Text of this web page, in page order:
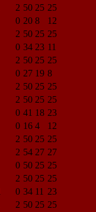
2 50 25 25
0 20 8
12
2 50 25 25
0 34 23 11
2 50 25 25
0 27 19 8
2 50 25 25
2 50 25 25
0 41 18 23
0 16 4
12
2 50 25 25
2 54 27 27
0 50 25 25
2 50 25 25
0 34 11 23
2 50 25 25